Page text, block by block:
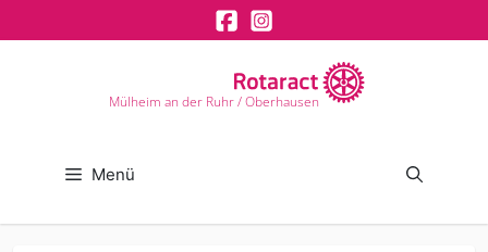
Inhalt
Mülheim an der Ruhr / Oberhausen
Menü